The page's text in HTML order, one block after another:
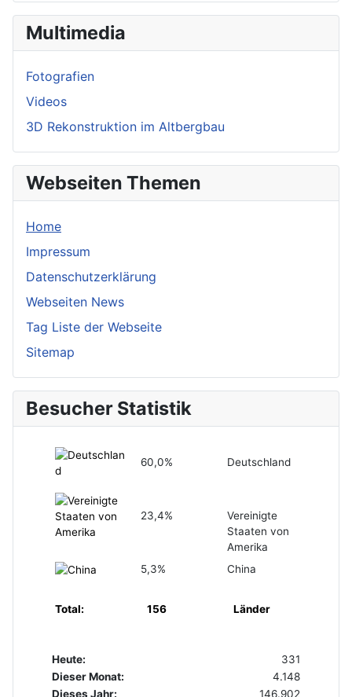
Multimedia
Fotografien
Videos
3D Rekonstruktion im Altbergbau
Webseiten Themen
Home
Impressum
Datenschutzerklärung
Webseiten News
Tag Liste der Webseite
Sitemap
Besucher Statistik
60,0% Deutschland
23,4%
Vereinigte
Staaten von
Amerika
5,3%
China
Total: 156 Länder
Heute:
331
Dieser Monat:
4.148
Dieses Jahr:
146.902